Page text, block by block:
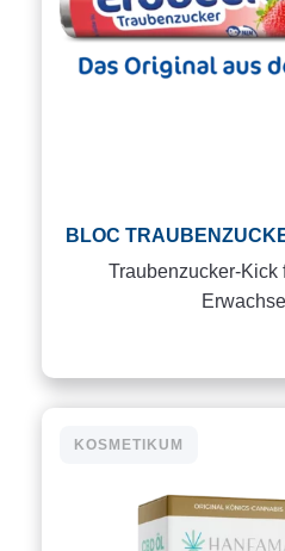
BLOC
Traubenzucker-Kick
KOSMETIKUM